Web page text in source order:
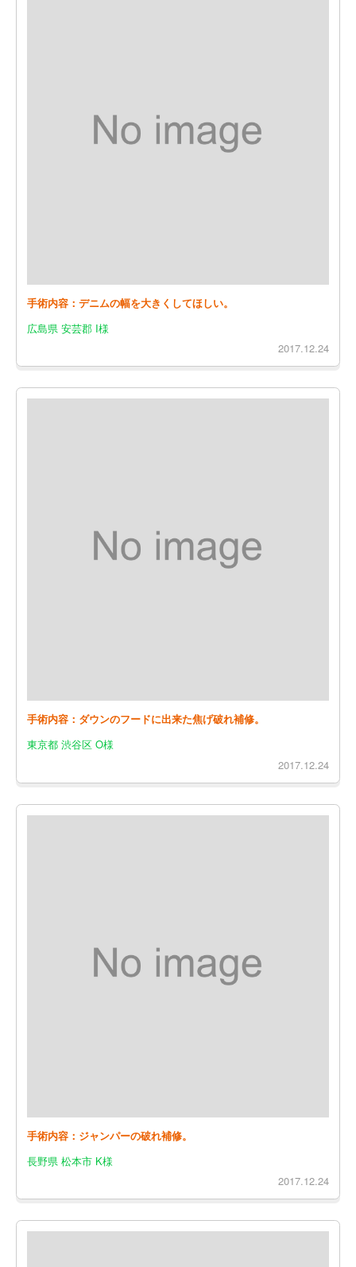
手術内容：デニムの幅を大きくしてほしい。
広島県 安芸郡 I様
2017.12.24
手術内容：ダウンのフードに出来た焦げ破れ補修。
東京都 渋谷区 O様
2017.12.24
手術内容：ジャンパーの破れ補修。
長野県 松本市 K様
2017.12.24